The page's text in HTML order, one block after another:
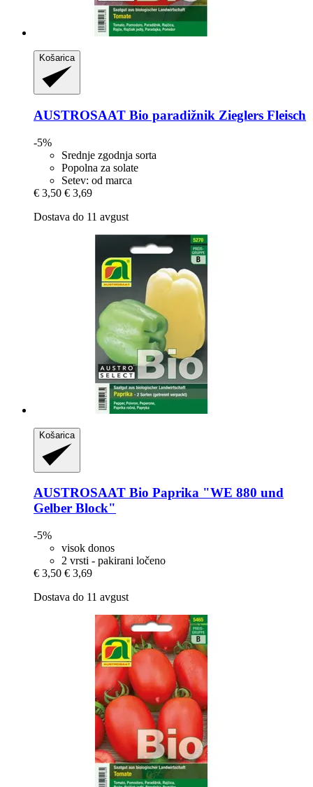
Košarica
AUSTROSAAT Bio paradižnik Zieglers Fleisch
-5%
Srednje zgodnja sorta
Popolna za solate
Setev: od marca
€ 3,50 € 3,69
Dostava do 11 avgust
Košarica
AUSTROSAAT Bio Paprika "WE 880 und
Gelber Block"
-5%
visok donos
2 vrsti - pakirani ločeno
€ 3,50 € 3,69
Dostava do 11 avgust